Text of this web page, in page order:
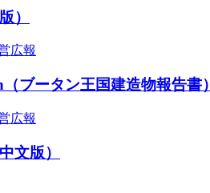
）
広報
ブータン王国建造物報告書）
広報
文版）